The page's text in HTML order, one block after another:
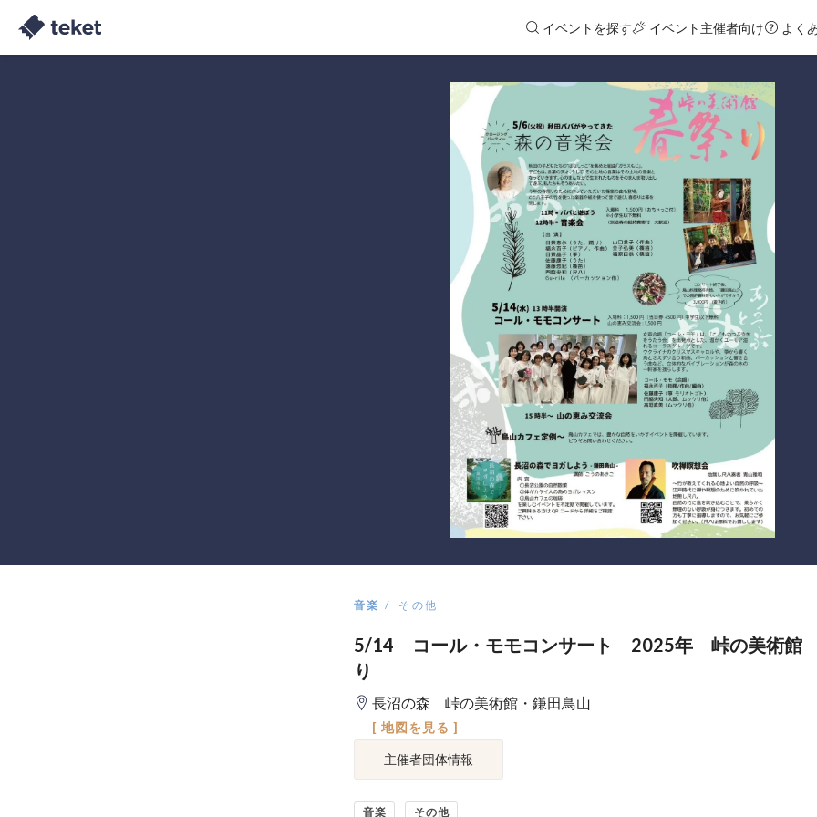
イベントを探す イベント主催者向け よく
音楽 その他
5/14 コール・モモコンサート 2025年 峠の美術館
り
長沼の森 峠の美術館・鎌田鳥山
[ 地図を見る ]
主催者団体情報
音楽 その他